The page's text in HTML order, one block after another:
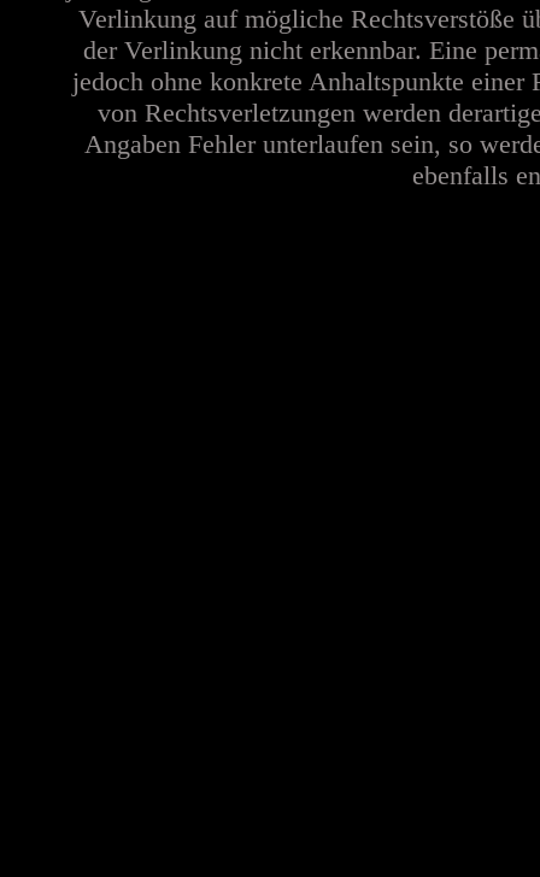
Verlinkung auf mögliche Rechtsverstöße
der Verlinkung nicht erkennbar. Eine
jedoch ohne konkrete Anhaltspunkte
von Rechtsverletzungen werden
Angaben Fehler unterlaufen sein, so
ebenfalls